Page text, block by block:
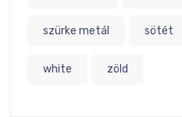
szürke metál sötét
white zöld